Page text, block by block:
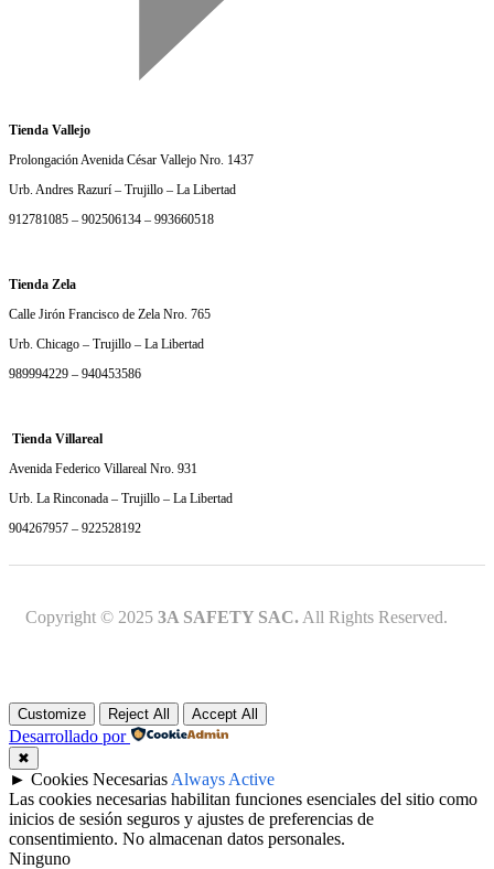
Tienda Vallejo
Prolongación Avenida César Vallejo Nro. 1437
Urb. Andres Razurí – Trujillo – La Libertad
912781085 – 902506134 – 993660518
Tienda Zela
Calle Jirón Francisco de Zela Nro. 765
Urb. Chicago – Trujillo – La Libertad
989994229 – 940453586
Tienda Villareal
Avenida Federico Villareal Nro. 931
Urb. La Rinconada – Trujillo – La Libertad
904267957 – 922528192
Copyright © 2025 3A SAFETY SAC. All Rights Reserved.
Customize Reject All Accept All
Desarrollado por
✖
► Cookies Necesarias Always Active
Las cookies necesarias habilitan funciones esenciales del sitio como
inicios de sesión seguros y ajustes de preferencias de
consentimiento. No almacenan datos personales.
Ninguno